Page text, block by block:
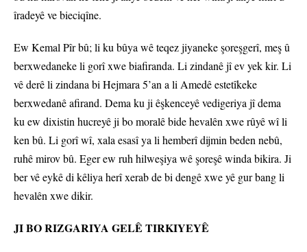
îradeyê ve bieciqîne.
Ew Kemal Pîr bû; li ku bûya wê teqez jiyaneke şoreşgerî, meş û
berxwedaneke li gorî xwe biafiranda. Li zindanê jî ev yek kir. Li
vê derê li zindana bi Hejmara 5’an a li Amedê estetîkeke
berxwedanê afirand. Dema ku ji êşkenceyê vedigeriya jî dema
ku ew dixistin hucreyê ji bo moralê bide hevalên xwe rûyê wî li
ken bû. Li gorî wî, xala esasî ya li hemberî dijmin beden nebû,
ruhê mirov bû. Eger ew ruh hilweşiya wê şoreşê winda bikira. Ji
ber vê eykê di kêliya herî xerab de bi dengê xwe yê gur bang li
hevalên xwe dikir.
JI BO RIZGARIYA GELÊ TIRKIYEYÊ